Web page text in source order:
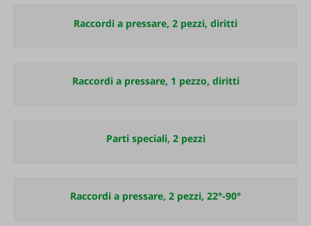
Raccordi a pressare, 2 pezzi, diritti
Raccordi a pressare, 1 pezzo, diritti
Parti speciali, 2 pezzi
Raccordi a pressare, 2 pezzi, 22°-90°